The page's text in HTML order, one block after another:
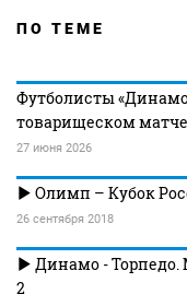
ПО ТЕМЕ
Футболисты
товарищеском матче
27 июня 2026
Олимп – Кубок
26 сентября 2018
Динамо - Торпедо.
2